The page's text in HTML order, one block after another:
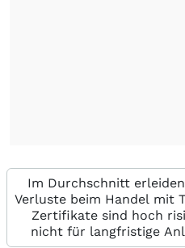
Im Durchschnitt
Verluste beim Handel mit
Zertifikate sind hoch
nicht für langfristige